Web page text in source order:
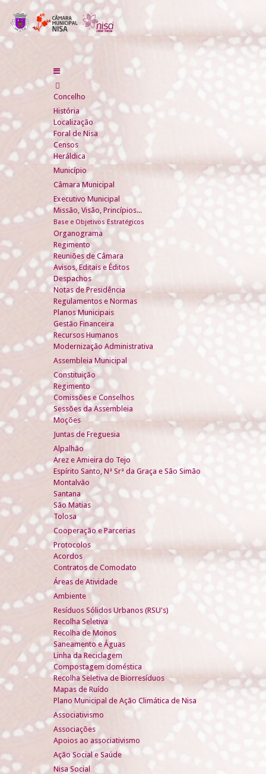
Concelho
História
Localização
Foral de Nisa
Censos
Heráldica
Município
Câmara Municipal
Executivo Municipal
Missão, Visão, Princípios...
Base e Objetivos Estratégicos
Organograma
Regimento
Reuniões de Câmara
Avisos, Editais e Éditos
Despachos
Notas de Presidência
Regulamentos e Normas
Planos Municipais
Gestão Financeira
Recursos Humanos
Modernização Administrativa
Assembleia Municipal
Constituição
Regimento
Comissões e Conselhos
Sessões da Assembleia
Moções
Juntas de Freguesia
Alpalhão
Arez e Amieira do Tejo
Espírito Santo, Nª Srª da Graça e São Simão
Montalvão
Santana
São Matias
Tolosa
Cooperação e Parcerias
Protocolos
Acordos
Contratos de Comodato
Áreas de Atividade
Ambiente
Resíduos Sólidos Urbanos (RSU's)
Recolha Seletiva
Recolha de Monos
Saneamento e Águas
Linha da Reciclagem
Compostagem doméstica
Recolha Seletiva de Biorresíduos
Mapas de Ruído
Plano Municipal de Ação Climática de Nisa
Associativismo
Associações
Apoios ao associativismo
Ação Social e Saúde
Nisa Social